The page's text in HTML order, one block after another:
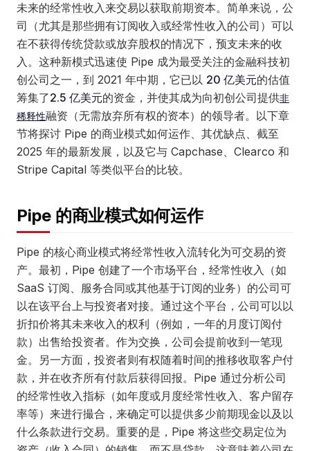
未来的经常性收入来交易以获取前期资本。简单来说，公
司（尤其是那些拥有订阅收入或经常性收入的公司）可以
在不获得传统贷款或放弃股权的情况下，预支未来的收
入。这种新模式迅速使 Pipe 成为最受关注的金融科技初
创公司之一，到 2021 年中期，它已以 20 亿美元的估值
筹集了2.5 亿美元的资金，并使其成为向初创公司提供非
稀释性融资（无需放弃所有权的资本）的领导者。以下章
节将探讨 Pipe 的商业模式如何运作、其优缺点、截至
2025 年的最新发展，以及它与 Capchase、Clearco 和
Stripe Capital 等类似平台的比较。
Pipe 的商业模式如何运作
Pipe 的核心商业模式将经常性收入流转化为可交易的资
产。最初，Pipe 创建了一个市场平台，经常性收入（如
SaaS 订阅、服务合同或其他基于订阅的业务）的公司可
以在该平台上与投资者对接。通过这个平台，公司可以以
折扣价将其未来收入的权利（例如，一年的月度订阅付
款）出售给投资者。作为交换，公司会提前收到一笔现
金。另一方面，投资者则有权随着时间的推移收取客户付
款，并在收齐所有付款后获得回报。Pipe 通过分析公司
的经常性收入指标（如年度或月度经常性收入、客户留存
率等）来进行撮合，来确定可以提供多少前期现金以及以
什么条款进行交易。重要的是，Pipe 将这些交易定位为